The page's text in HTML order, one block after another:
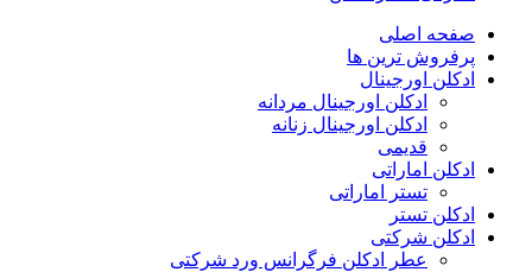
صفحه اصلی
پرفروش ترین ها
ادکلن اورجینال
ادکلن اورجینال مردانه
ادکلن اورجینال زنانه
قدیمی
ادکلن اماراتی
تستر اماراتی
ادکلن تستر
ادکلن شرکتی
عطر ادکلن فرگرانس ورد شرکتی